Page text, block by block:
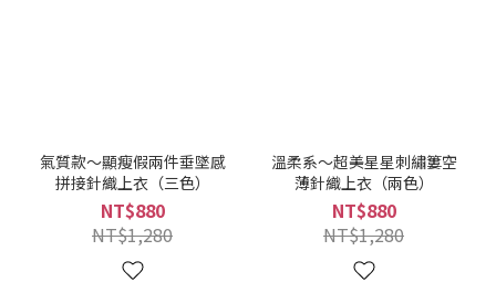
氣質款～顯瘦假兩件垂墜感
拼接針織上衣（三色）
NT$880
NT$1,280
溫柔系～超美星星刺繡簍空
薄針織上衣（兩色）
NT$880
NT$1,280